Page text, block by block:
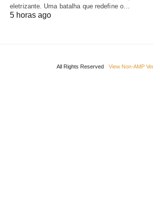
eletrizante. Uma batalha que redefine o…
5 horas ago
All Rights Reserved View Non-AMP